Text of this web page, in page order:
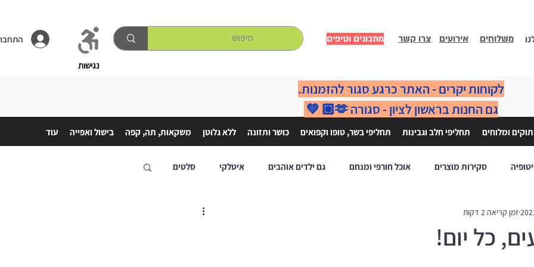
מתכונים וטיפים צרו קשר אירועים משלוחים
נגישות
סקירות מוצרים אוכל חורפי ומנחם גם ילדים אוהבים איטלקי סלטים
הגבינות שלנו =]
כל יום!
זמן קריאה 2 דקות
ומלוחים תחליפי חלב וגבינות תחליפי בשר, טופו וקפואים כושר ותזונה ללא גלוטן משקאות, תה, קפה בישול ואפייה עוד
לקוחות יקרים - האתר כרגע סגור להזמנות.
גם החנות בראשון לציון - סגורה 🫶🏼 💚